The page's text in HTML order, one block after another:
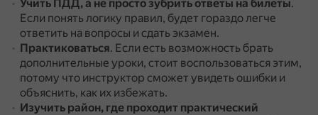
Учить ПДД, а не просто зубрить ответы на билеты.
Если понять логику правил, будет гораздо легче
ответить на вопросы и сдать экзамен.
Практиковаться. Если есть возможность брать
дополнительные уроки, стоит воспользоваться этим,
потому что инструктор сможет увидеть ошибки и
объяснить, как их избежать.
Изучить район, где проходит практический